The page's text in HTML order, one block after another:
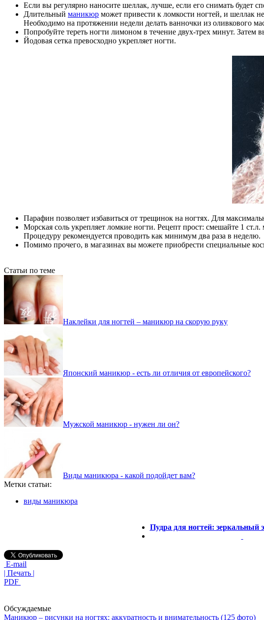
Если вы регулярно наносите шеллак, лучше, если его снимать будет
Длительный маникюр может привести к ломкости ногтей, и шеллак
Необходимо на протяжении недели делать ванночки из оливкового
Попробуйте тереть ногти лимоном в течение двух-трех минут.
Йодовая сетка превосходно укрепляет ногти.
Парафин позволяет избавиться от трещинок на ногтях. Для
Морская соль укрепляет ломкие ногти. Рецепт прост: смешайте 1
Процедуру рекомендуется проводить как минимум два раза в неделю.
Помимо прочего, в магазинах вы можете приобрести специальные
Статьи по теме
Наклейки для ногтей – маникюр на скорую руку
Японский маникюр - есть ли отличия от европейского?
Мужской маникюр - нужен ли он?
Виды маникюра - какой подойдет вам?
Метки статьи:
виды маникюра
Пудра для ногтей: зеркальный
E-mail
| Печать |
PDF
Обсуждаемые
Маникюр – рисунки на ногтях: аккуратность и внимательность (125 фото)